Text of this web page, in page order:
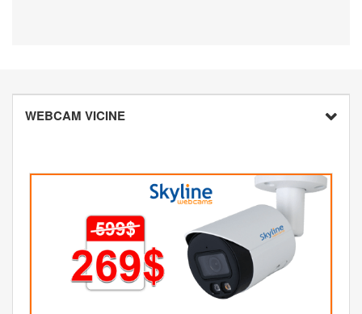
WEBCAM VICINE